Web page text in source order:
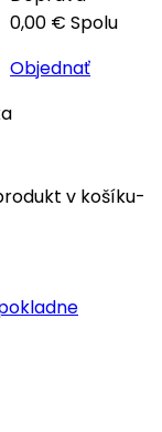
0,00 € Spolu
Objednať
v košíku-